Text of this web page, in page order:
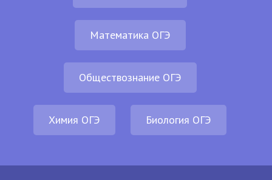
Математика ОГЭ
Обществознание ОГЭ
Химия ОГЭ Биология ОГЭ